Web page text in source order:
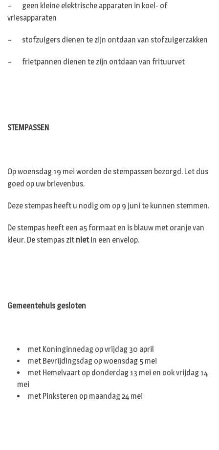
– geen kleine elektrische apparaten in koel- of
vriesapparaten
– stofzuigers dienen te zijn ontdaan van stofzuigerzakken
– frietpannen dienen te zijn ontdaan van frituurvet
STEMPASSEN
Op woensdag 19 mei worden de stempassen bezorgd. Let dus
goed op uw brievenbus.
Deze stempas heeft u nodig om op 9 juni te kunnen stemmen.
De stempas heeft een a5 formaat en is blauw met oranje van
kleur. De stempas zit nietin een envelop.
Gemeentehuis gesloten
met Koninginnedag op vrijdag 30 april
met Bevrijdingsdag op woensdag 5 mei
met Hemelvaart op donderdag 13 mei en ook vrijdag 14
mei
met Pinksteren op maandag 24 mei